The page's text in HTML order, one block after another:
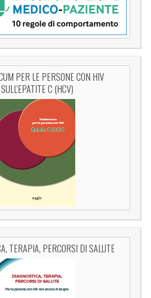
PER LE PERSONE CON HIV
SULL'EPATITE C (HCV)
TERAPIA, PERCORSI DI SALUTE